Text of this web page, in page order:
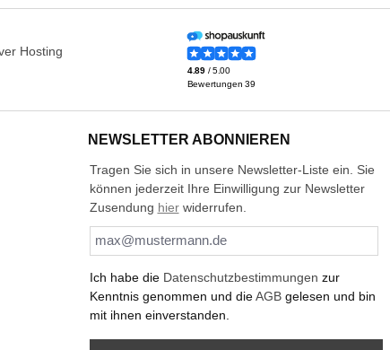
NEWSLETTER ABONNIEREN
Tragen Sie sich in unsere Newsletter-Liste ein. Sie
können jederzeit Ihre Einwilligung zur Newsletter
Zusendung hierwiderrufen.
Ich habe die Datenschutzbestimmungen zur
Kenntnis genommen und dieAGBgelesen und bin
mit ihnen einverstanden.